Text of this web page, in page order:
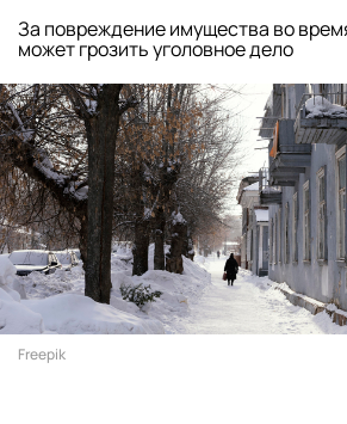
За повреждение имущества во
может грозить уголовное дело
Freepik